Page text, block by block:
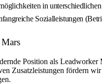
in
Sozialleistungen
Position als
Zusatzleistungen fördern